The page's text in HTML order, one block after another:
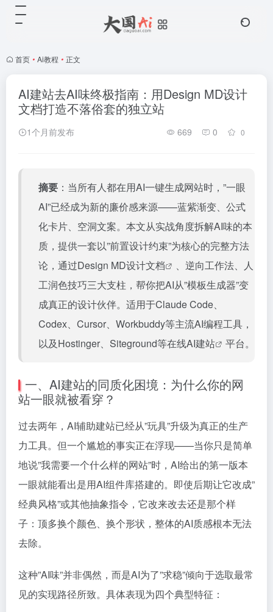
首页 • Ai教程 • 正文
AI建站去AI味终极指南：用Design MD设计
文档打造不落俗套的独立站
1个月前发布 669 0 0
摘要 ：当所有人都在用AI一键生成网站时，”一眼
AI”已经成为新的廉价感来源——蓝紫渐变、公式
化卡片、空洞文案。本文从实战角度拆解AI味的本
质，提供一套以”前置设计约束”为核心的完整方法
论，通过Design MD设计文档
、逆向工作法、人
工润色技巧三大支柱，帮你把AI从”模板生成器”变
成真正的设计伙伴。适用于Claude Code、
Codex、Cursor、Workbuddy等主流AI编程工具，
以及Hostinger、Siteground等在线AI建站 平台。
一、AI建站的同质化困境：为什么你的网
站一眼就被看穿？
过去两年，AI辅助建站已经从”玩具”升级为真正的生产
力工具。但一个尴尬的事实正在浮现——当你只是简单
地说”我需要一个什么样的网站”时，AI给出的第一版本
一眼就能看出是用AI组件库搭建的。即使后期让它改成”
经典风格”或其他抽象指令，它改来改去还是那个样
子：顶多换个颜色、换个形状，整体的AI质感根本无法
去除。
这种”AI味”并非偶然，而是AI为了”求稳”倾向于选取最常
见的实现路径所致。具体表现为四个典型特征：